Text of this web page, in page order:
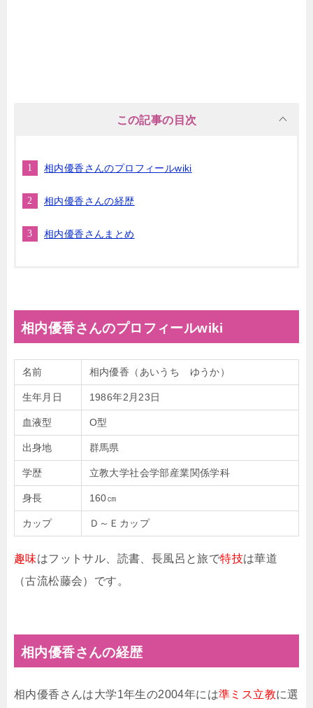
この記事の目次
相内優香さんのプロフィールwiki
相内優香さんの経歴
相内優香さんまとめ
相内優香さんのプロフィールwiki
名前 相内優香（あいうち ゆうか）
生年月日 1986年2月23日
血液型 O型
出身地 群馬県
学歴 立教大学社会学部産業関係学科
身長 160㎝
カップ Ｄ～Ｅカップ
趣味はフットサル、読書、長風呂と旅で特技は華道
（古流松藤会）です。
相内優香さんの経歴
相内優香さんは大学1年生の2004年には準ミス立教に選